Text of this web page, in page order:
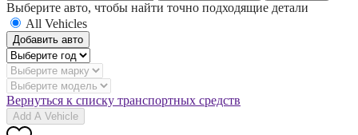
Выберите авто, чтобы найти точно подходящие детали
All Vehicles
Добавить авто
Вернуться к списку транспортных средств
Add A Vehicle